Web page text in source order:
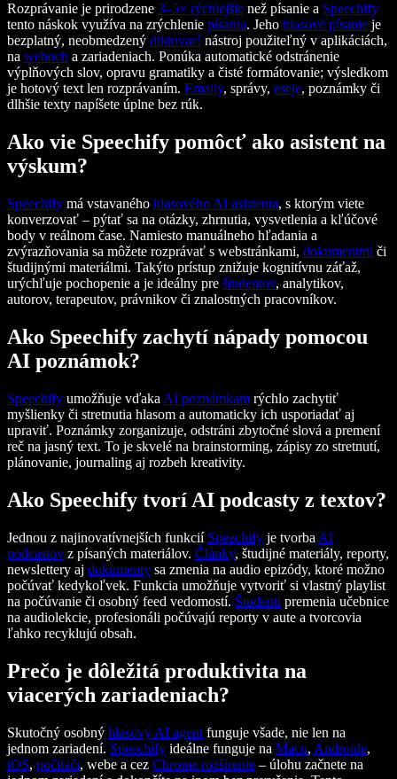
Rozprávanie je prirodzene 3–5× rýchlejšie než písanie a Speechify
tento náskok využíva na zrýchlenie písania. Jeho hlasové písanie je
bezplatný, neobmedzený diktovacínástroj použiteľný v aplikáciách,
na weboch a zariadeniach. Ponúka automatické odstránenie
výplňových slov, opravu gramatiky a čisté formátovanie; výsledkom
je hotový text len rozprávaním. Emaily, správy, eseje, poznámky či
dlhšie texty napíšete úplne bez rúk.
Ako vie Speechify pomôcť ako asistent na
výskum?
Speechify má vstavaného hlasového AI asistenta, s ktorým viete
konverzovať – pýtať sa na otázky, zhrnutia, vysvetlenia a kľúčové
body v reálnom čase. Namiesto manuálneho hľadania a
zvýrazňovania sa môžete rozprávať s webstránkami, dokumentmi či
študijnými materiálmi. Takýto prístup znižuje kognitívnu záťaž,
urýchľuje pochopenie a je ideálny pre študentov, analytikov,
autorov, terapeutov, právnikov či znalostných pracovníkov.
Ako Speechify zachytí nápady pomocou
AI poznámok?
Speechify umožňuje vďaka AI poznámkam rýchlo zachytiť
myšlienky či stretnutia hlasom a automaticky ich usporiadať aj
upraviť. Poznámky zorganizuje, odstráni zbytočné slová a premení
reč na jasný text. To je skvelé na brainstorming, zápisy zo stretnutí,
plánovanie, journaling aj rozbeh kreativity.
Ako Speechify tvorí AI podcasty z textov?
Jednou z najinovatívnejších funkcií Speechify je tvorba AI
podcastov z písaných materiálov. Články, študijné materiály, reporty,
newslettery aj dokumenty sa zmenia na audio epizódy, ktoré možno
počúvať kedykoľvek. Funkcia umožňuje vytvoriť si vlastný playlist
na počúvanie či osobný feed vedomostí. Študenti premenia učebnice
na audiolekcie, profesionáli počúvajú reporty v aute a tvorcovia
ľahko recyklujú obsah.
Prečo je dôležitá produktivita na
viacerých zariadeniach?
Skutočný osobný hlasový AI agent funguje všade, nie len na
jednom zariadení. Speechify ideálne funguje na Macu, Androide,
iOS, počítači, webe a cez Chrome rozšírenie – úlohu začnete na